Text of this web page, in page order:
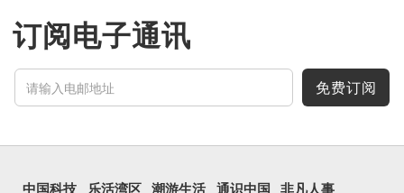
镜头有专业的计算摄影功
能，便用上「瞐」这个字，
表达iPhone12有由8位提
能，能自动进...
订阅电子通讯
免费订阅
中国科技 乐活湾区 潮游生活 通识中国 非凡人事